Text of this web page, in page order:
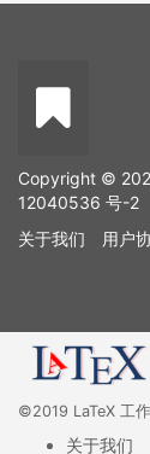
Copyright ©
12040536 号-2
关于我们
用户
©2019 LaTeX 工
关于我们